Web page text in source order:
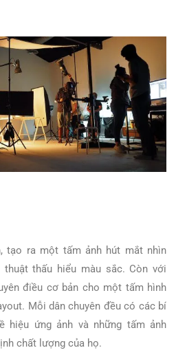
tạo ra một tấm ảnh hút mắt nhìn
thấu hiểu màu sắc. Còn với
điều cơ bản cho một tấm hình
Mỗi dân chuyên đều có các bí
hiệu ứng ảnh và những tấm ảnh
chất lượng của họ.